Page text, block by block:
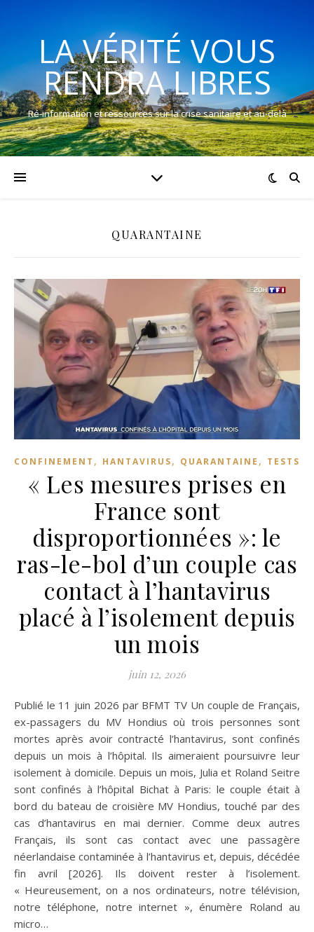
LA VÉRITÉ VOUS
RENDRA LIBRES
Ré-information et ressources sur la crise sanitaire et au-delà
QUARANTAINE
CONFINEMENT , HANTAVIRUS, QUARANTAINE , TESTS
« Les mesures prises en
France sont
disproportionnées »: le
ras-le-bol d’un couple cas
contact à l’hantavirus
placé à l’isolement depuis
un mois
juin 12, 2026
Publié le 11 juin 2026 par BFMT TV Un couple de Français,
ex-passagers du MV Hondius où trois personnes sont
mortes après avoir contracté l’hantavirus, sont confinés
depuis un mois à l’hôpital. Ils aimeraient poursuivre leur
isolement à domicile. Depuis un mois, Julia et Roland Seitre
sont confinés à l’hôpital Bichat à Paris: le couple était à
bord du bateau de croisière MV Hondius, touché par des
cas d’hantavirus en mai dernier. Comme deux autres
Français, ils sont cas contact avec une passagère
néerlandaise contaminée à l’hantavirus et, depuis, décédée
fin avril [2026]. Ils doivent rester à l’isolement.
« Heureusement, on a nos ordinateurs, notre télévision,
notre téléphone, notre internet », énumère Roland au
micro…